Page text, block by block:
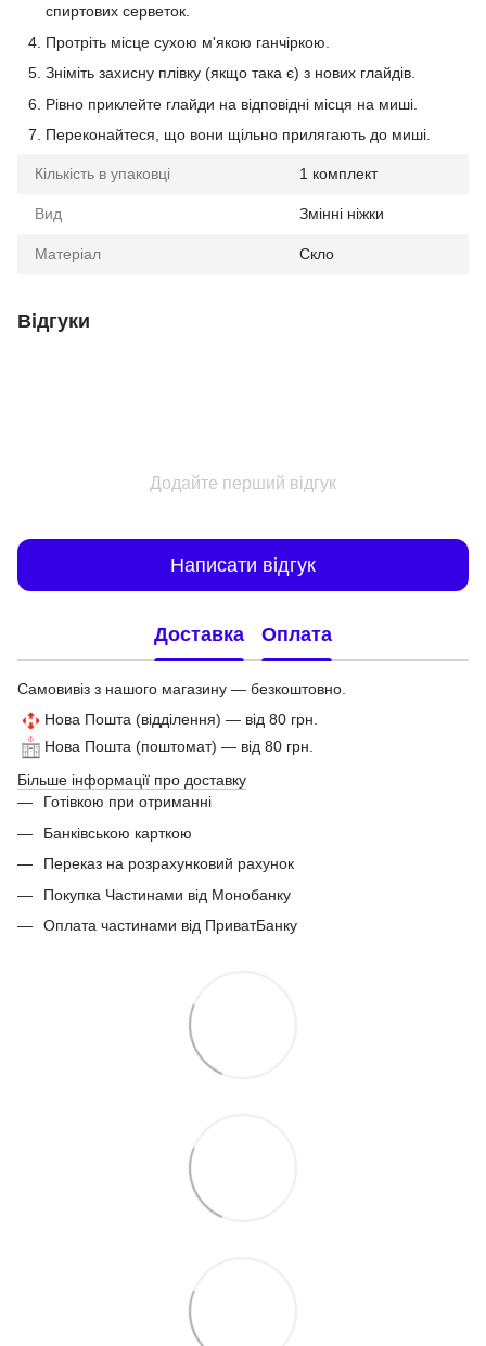
спиртових серветок.
Протріть місце сухою м'якою ганчіркою.
Зніміть захисну плівку (якщо така є) з нових глайдів.
Рівно приклейте глайди на відповідні місця на миші.
Переконайтеся, що вони щільно прилягають до миші.
Кількість в упаковці 1 комплект
Вид Змінні ніжки
Матеріал Скло
Відгуки
Додайте перший відгук
Написати відгук
Доставка Оплата
Самовивіз з нашого магазину — безкоштовно.
Нова Пошта (відділення) — від 80 грн.
Нова Пошта (поштомат) — від 80 грн.
Більше інформації про доставку
Готівкою при отриманні
Банківською карткою
Переказ на розрахунковий рахунок
Покупка Частинами від Монобанку
Оплата частинами від ПриватБанку